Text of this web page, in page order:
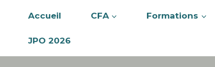
Accueil CFA Formations
JPO 2026